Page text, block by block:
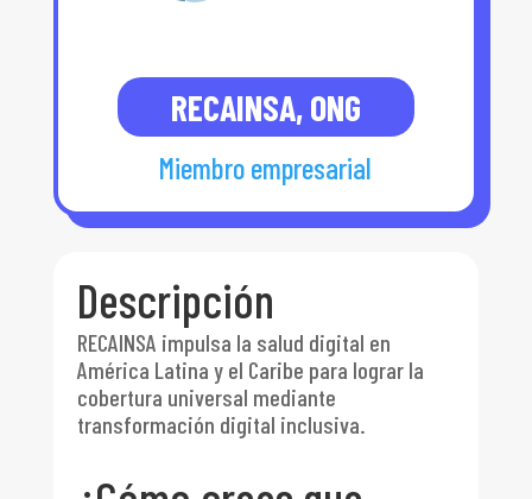
RECAINSA, ONG
Miembro empresarial
Descripción
RECAINSA impulsa la salud digital en
América Latina y el Caribe para lograr la
cobertura universal mediante
transformación digital inclusiva.